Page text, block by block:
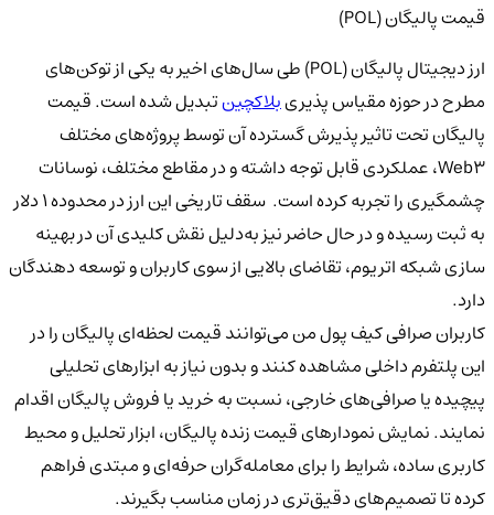
قیمت پالیگان (POL)
ارز دیجیتال پالیگان (POL) طی سال‌های اخیر به یکی از توکن‌های
مطرح در حوزه مقیاس‌ پذیریبلاکچینتبدیل شده است. قیمت
پالیگان تحت تاثیر پذیرش گسترده آن توسط پروژه‌های مختلف
Web۳، عملکردی قابل توجه داشته و در مقاطع مختلف، نوسانات
چشمگیری را تجربه کرده است. سقف تاریخی این ارز در محدوده ۱ دلار
به ثبت رسیده و در حال حاضر نیز به‌دلیل نقش کلیدی آن در بهینه‌
سازی شبکه اتریوم، تقاضای بالایی از سوی کاربران و توسعه‌ دهندگان
دارد.
کاربران صرافی کیف پول من می‌توانند قیمت لحظه‌ای پالیگان را در
این پلتفرم داخلی مشاهده کنند و بدون نیاز به ابزارهای تحلیلی
پیچیده یا صرافی‌های خارجی، نسبت به خرید یا فروش پالیگان اقدام
نمایند. نمایش نمودارهای قیمت زنده پالیگان، ابزار تحلیل و محیط
کاربری ساده، شرایط را برای معامله‌گران حرفه‌ای و مبتدی فراهم
کرده تا تصمیم‌های دقیق‌تری در زمان مناسب بگیرند.